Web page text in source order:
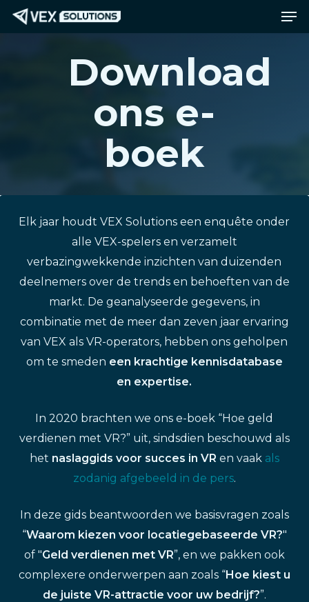
Download
ons e-
boek
Elk jaar houdt VEX Solutions een enquête onder
alle VEX-spelers en verzamelt
verbazingwekkende inzichten van duizenden
deelnemers over de trends en behoeften van de
markt. De geanalyseerde gegevens, in
combinatie met de meer dan zeven jaar ervaring
van VEX als VR-operators, hebben ons geholpen
om te smeden een krachtige kennisdatabase
en expertise.
In 2020 brachten we ons e-boek “Hoe geld
verdienen met VR?” uit, sindsdien beschouwd als
het naslaggids voor succes in VR en vaak als
zodanig afgebeeld in de pers.
In deze gids beantwoorden we basisvragen zoals
“Waarom kiezen voor locatiegebaseerde VR?"
of "Geld verdienen met VR”, en we pakken ook
complexere onderwerpen aan zoals “Hoe kiest u
de juiste VR-attractie voor uw bedrijf?”.
Menu